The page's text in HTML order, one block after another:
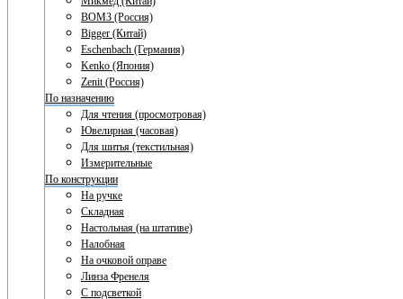
ВОМЗ (Россия)
Bigger (Китай)
Eschenbach (Германия)
Kenko (Япония)
Zenit (Россия)
По назначению
Для чтения (просмотровая)
Ювелирная (часовая)
Для шитья (текстильная)
Измерительные
По конструкции
На ручке
Складная
Настольная (на штативе)
Налобная
На очковой оправе
Линза Френеля
С подсветкой